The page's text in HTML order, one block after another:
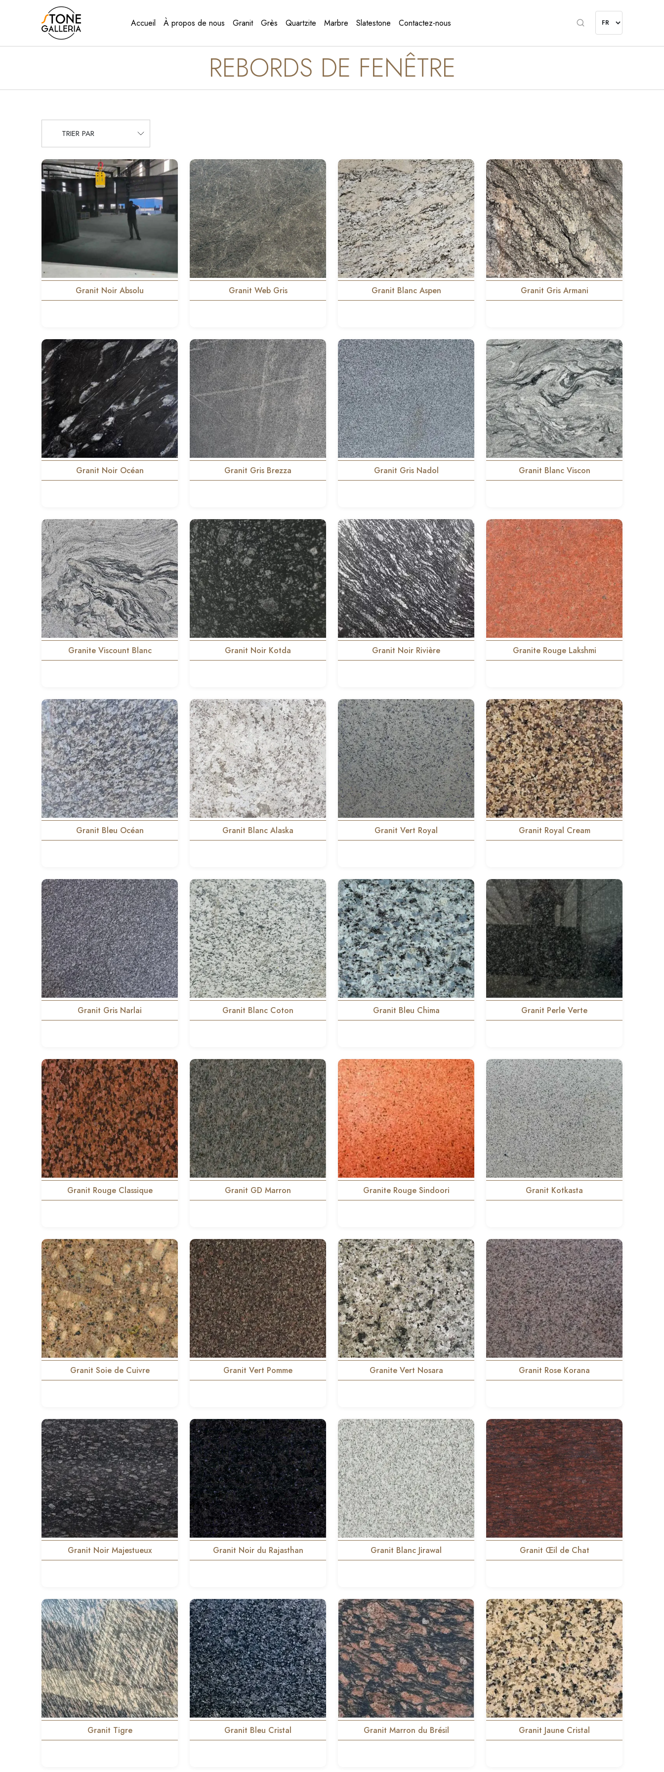
Accueil À propos de nous Granit Grès Quartzite Marbre Slatestone Contactez-nous
REBORDS DE FENÊTRE
TRIER PAR
Granit Noir Absolu Granit Web Gris Granit Blanc Aspen Granit Gris Armani
Granit Noir Océan Granit Gris Brezza Granit Gris Nadol Granit Blanc Viscon
Granite Viscount Blanc Granit Noir Kotda Granit Noir Rivière Granite Rouge Lakshmi
Granit Bleu Océan Granit Blanc Alaska Granit Vert Royal Granit Royal Cream
Granit Gris Narlai Granit Blanc Coton Granit Bleu Chima Granit Perle Verte
Granit Rouge Classique Granit GD Marron Granite Rouge Sindoori Granit Kotkasta
Granit Soie de Cuivre Granit Vert Pomme Granite Vert Nosara Granit Rose Korana
Granit Noir Majestueux Granit Noir du Rajasthan Granit Blanc Jirawal Granit Œil de Chat
Granit Tigre Granit Bleu Cristal Granit Marron du Brésil Granit Jaune Cristal